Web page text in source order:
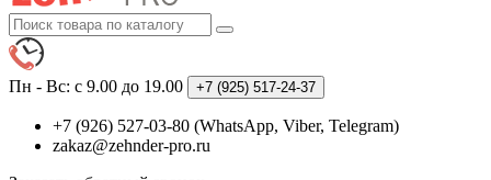
Пн - Вс: с 9.00 до 19.00 +7 (925) 517-24-37
+7 (926) 527-03-80 (WhatsApp, Viber, Telegram)
zakaz@zehnder-pro.ru